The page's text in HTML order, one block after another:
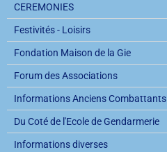
CEREMONIES
Festivités - Loisirs
Fondation Maison de la Gie
Forum des Associations
Informations Anciens Combattants
Du Coté de l'Ecole de Gendarmerie
Informations diverses